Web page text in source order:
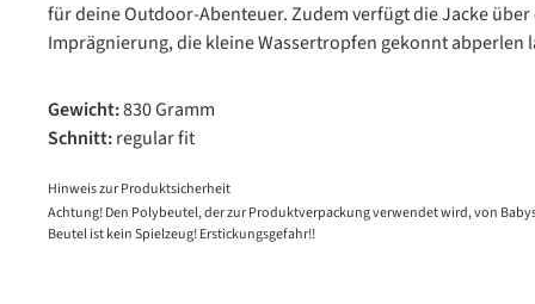
für deine Outdoor-Abenteuer. Zudem verfügt die Jacke über
Imprägnierung, die kleine Wassertropfen gekonnt abperlen
Gewicht:830 Gramm
Schnitt:regular fit
Hinweis zur Produktsicherheit
Achtung! Den Polybeutel, der zur Produktverpackung verwendet wird, von
Beutel ist kein Spielzeug! Erstickungsgefahr!!